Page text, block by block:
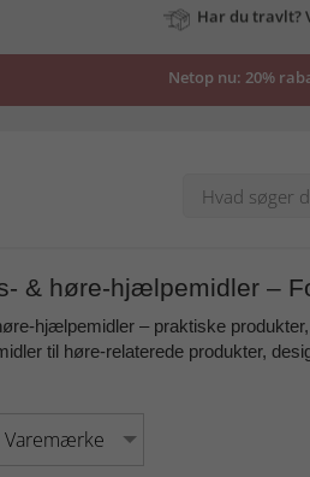
Netop nu: 20%
& høre-hjælpemidler –
hjælpemidler – praktiske
til høre-relaterede produkter,
Varemærke